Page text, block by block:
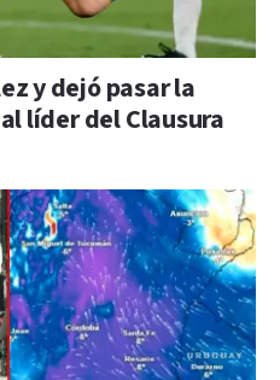
y dejó pasar la
líder del Clausura